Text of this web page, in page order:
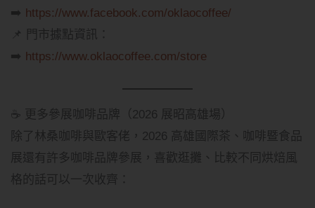
➡️ https://www.facebook.com/oklaocoffee/
📌 門市據點資訊：
➡️ https://www.oklaocoffee.com/store
☕ 更多參展咖啡品牌（2026 展昭高雄場）
除了林桑咖啡與歐客佬，2026 高雄國際茶、咖啡暨食品
展還有許多咖啡品牌參展，喜歡逛攤、比較不同烘焙風
格的話可以一次收齊：